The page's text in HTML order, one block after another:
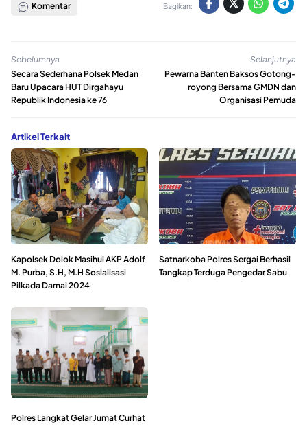
Komentar Bagikan:
Sebelumnya
Secara Sederhana Polsek Medan
Baru Upacara HUT Dirgahayu
Republik Indonesia ke 76
Selanjutnya
Pewarna Banten Baksos Gotong-
royong Bersama GMDN dan
Organisasi Pemuda
Artikel Terkait
Kapolsek Dolok Masihul AKP Adolf
M. Purba, S.H, M.H Sosialisasi
Pilkada Damai 2024
Satnarkoba Polres Sergai Berhasil
Tangkap Terduga Pengedar Sabu
Polres Langkat Gelar Jumat Curhat